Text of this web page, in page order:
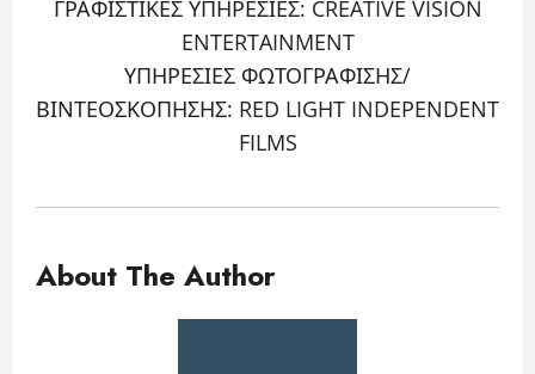
ΓΡΑΦΙΣΤΙΚΕΣ ΥΠΗΡΕΣΙΕΣ: CREATIVE VISION
ENTERTAINMENT
ΥΠΗΡΕΣΙΕΣ ΦΩΤΟΓΡΑΦΙΣΗΣ/
ΒΙΝΤΕΟΣΚΟΠΗΣΗΣ: RED LIGHT INDEPENDENT
FILMS
About The Author